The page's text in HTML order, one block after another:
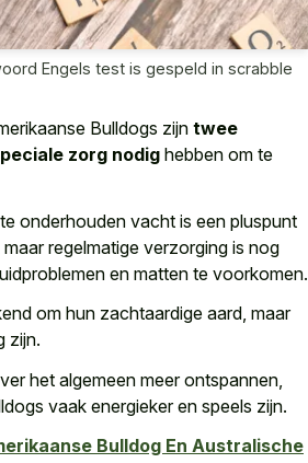
Engels test is gespeld in scrabble
Bulldogs zijn twee
zorg nodighebben om te
onderhouden vacht is een pluspunt
regelmatige verzorging is nog
en matten te voorkomen.
om hun zachtaardige aard, maar
zijn.
het algemeen meer ontspannen,
vaak energieker en speels zijn.
Bulldog En Australische